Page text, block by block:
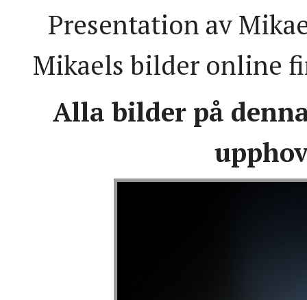
Presentation av
Mikaels bilder online
Alla bilder på